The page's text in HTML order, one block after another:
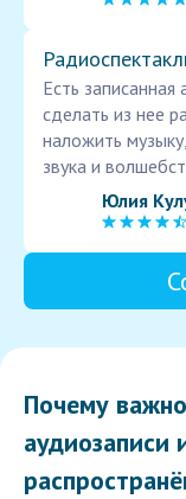
Есть
сделать из нее
наложить
звука и
Юлия
Почему
аудиозаписи